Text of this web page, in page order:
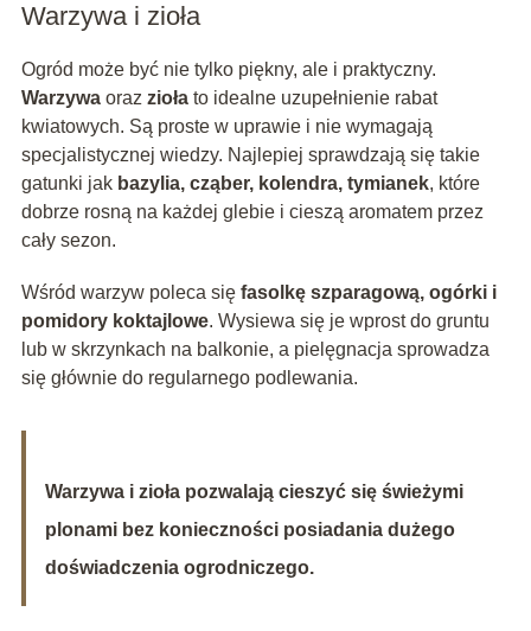
Warzywa i zioła
Ogród może być nie tylko piękny, ale i praktyczny.
Warzywaoraz ziołato idealne uzupełnienie rabat
kwiatowych. Są proste w uprawie i nie wymagają
specjalistycznej wiedzy. Najlepiej sprawdzają się takie
gatunki jak bazylia, cząber, kolendra, tymianek, które
dobrze rosną na każdej glebie i cieszą aromatem przez
cały sezon.
Wśród warzyw poleca się fasolkę szparagową, ogórki i
pomidory koktajlowe. Wysiewa się je wprost do gruntu
lub w skrzynkach na balkonie, a pielęgnacja sprowadza
się głównie do regularnego podlewania.
Warzywa i zioła pozwalają cieszyć się świeżymi
plonami bez konieczności posiadania dużego
doświadczenia ogrodniczego.